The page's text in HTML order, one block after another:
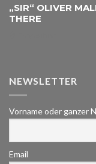
„SIR“ OLIVER
THERE
NEWSLETTER
Vorname oder ganzer
Email